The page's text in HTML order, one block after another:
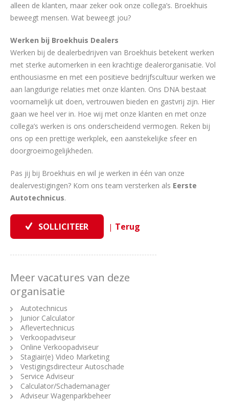
alleen de klanten, maar zeker ook onze collega’s. Broekhuis
beweegt mensen. Wat beweegt jou?
Werken bij Broekhuis Dealers
Werken bij de dealerbedrijven van Broekhuis betekent werken
met sterke automerken in een krachtige dealerorganisatie. Vol
enthousiasme en met een positieve bedrijfscultuur werken we
aan langdurige relaties met onze klanten. Ons DNA bestaat
voornamelijk uit doen, vertrouwen bieden en gastvrij zijn. Hier
gaan we heel ver in. Hoe wij met onze klanten en met onze
collega’s werken is ons onderscheidend vermogen. Reken bij
ons op een prettige werkplek, een aanstekelijke sfeer en
doorgroeimogelijkheden.
Pas jij bij Broekhuis en wil je werken in één van onze
dealervestigingen? Kom ons team versterken als Eerste
Autotechnicus.
|
Meer vacatures van deze
organisatie
Autotechnicus
Junior Calculator
Aflevertechnicus
Verkoopadviseur
Online Verkoopadviseur
Stagiair(e) Video Marketing
Vestigingsdirecteur Autoschade
Service Adviseur
Calculator/Schademanager
Adviseur Wagenparkbeheer